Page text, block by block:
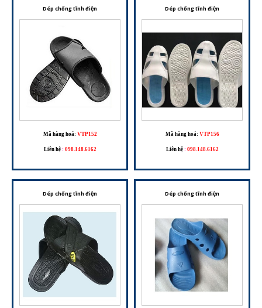
Dép chống tĩnh điện
Mã hàng hoá: VTP152
Liên hệ : 098.148.6162
Dép chống tĩnh điện
Mã hàng hoá: VTP156
Liên hệ : 098.148.6162
Dép chống tĩnh điện Dép chống tĩnh điện